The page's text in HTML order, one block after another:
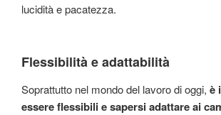
lucidità e pacatezza.
Flessibilità e adattabilità
Soprattutto nel mondo del lavoro di oggi, è
essere flessibili e sapersi adattare ai